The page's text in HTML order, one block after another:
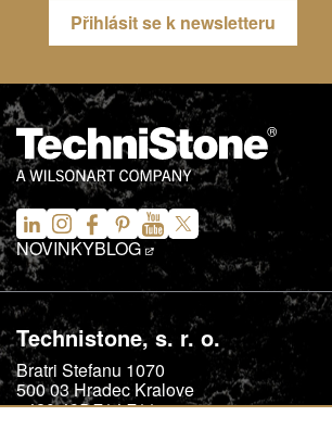
Přihlásit se k newsletteru
NOVINKYBLOG
Technistone, s. r. o.
Bratri Stefanu 1070
500 03Hradec Kralove
+420 495 714 711